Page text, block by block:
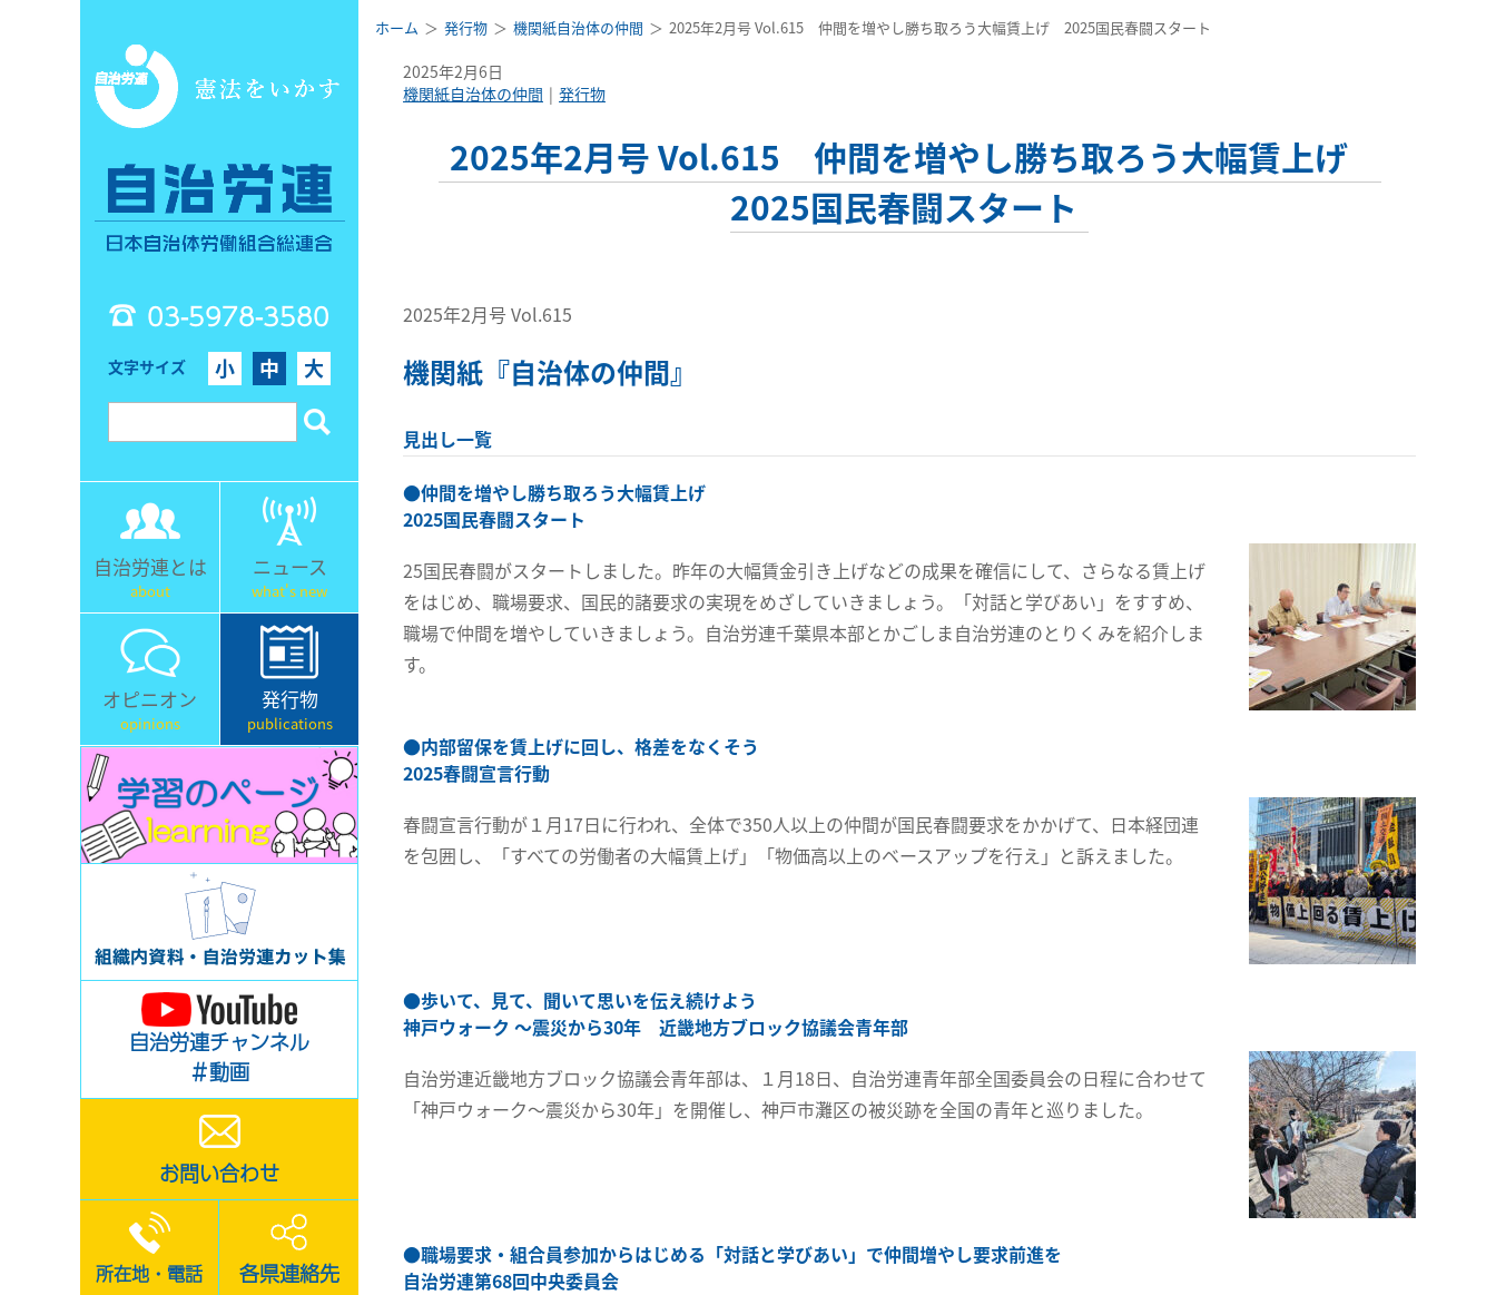
03-5978-3580
文字サイズ 小 中 大
自治労連とは
about
ニュース
what's new
オピニオン
opinions
発行物
publications
自治労連チャンネル
＃動画
お問い合わせ
所在地・電話 各県連絡先
ホーム 発行物 機関紙自治体の仲間 2025年2月号 Vol.615 仲間を増やし勝ち取ろう大幅賃上げ 2025国民春闘スタート
2025年2月6日
機関紙自治体の仲間
発行物
2025年2月号 Vol.615 仲間を増やし勝ち取ろう大幅賃上げ
2025国民春闘スタート
2025年2月号 Vol.615
機関紙『自治体の仲間』
見出し一覧
●仲間を増やし勝ち取ろう大幅賃上げ
2025国民春闘スタート
25国民春闘がスタートしました。昨年の大幅賃金引き上げなどの成果を確信にして、さらなる賃上げ
をはじめ、職場要求、国民的諸要求の実現をめざしていきましょう。「対話と学びあい」をすすめ、
職場で仲間を増やしていきましょう。自治労連千葉県本部とかごしま自治労連のとりくみを紹介しま
す。
●内部留保を賃上げに回し、格差をなくそう
2025春闘宣言行動
春闘宣言行動が１月17日に行われ、全体で350人以上の仲間が国民春闘要求をかかげて、日本経団連
を包囲し、「すべての労働者の大幅賃上げ」「物価高以上のベースアップを行え」と訴えました。
●歩いて、見て、聞いて思いを伝え続けよう
神戸ウォーク ～震災から30年 近畿地方ブロック協議会青年部
自治労連近畿地方ブロック協議会青年部は、１月18日、自治労連青年部全国委員会の日程に合わせて
「神戸ウォーク～震災から30年」を開催し、神戸市灘区の被災跡を全国の青年と巡りました。
●職場要求・組合員参加からはじめる「対話と学びあい」で仲間増やし要求前進を
自治労連第68回中央委員会